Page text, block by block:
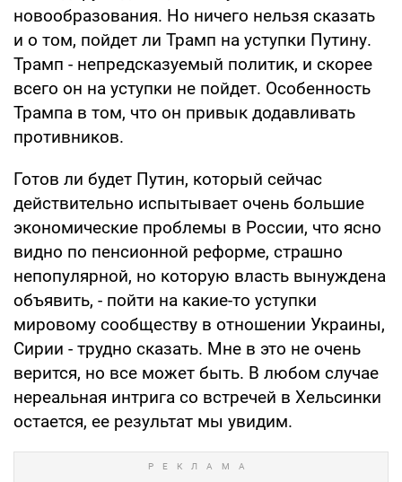
новообразования. Но ничего нельзя сказать
и о том, пойдет ли Трамп на уступки Путину.
Трамп - непредсказуемый политик, и скорее
всего он на уступки не пойдет. Особенность
Трампа в том, что он привык додавливать
противников.
Готов ли будет Путин, который сейчас
действительно испытывает очень большие
экономические проблемы в России, что ясно
видно по пенсионной реформе, страшно
непопулярной, но которую власть вынуждена
объявить, - пойти на какие-то уступки
мировому сообществу в отношении Украины,
Сирии - трудно сказать. Мне в это не очень
верится, но все может быть. В любом случае
нереальная интрига со встречей в Хельсинки
остается, ее результат мы увидим.